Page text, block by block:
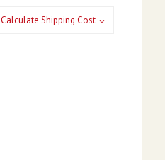
Calculate Shipping Cost